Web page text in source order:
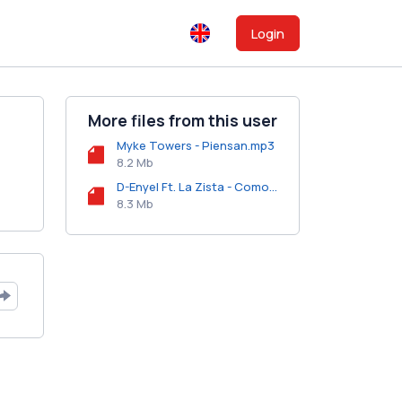
Login
More files from this user
Myke Towers - Piensan.mp3
8.2 Mb
D-Enyel Ft. La Zista - Como Te Sientes.mp3
8.3 Mb